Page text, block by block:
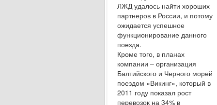
ЛЖД удалось найти хороших
пар­тнеров в России, и потому
ожидается успешное
функционирование данного
поезда.
Кроме того, в планах
компании – организация
Балтийского и Черного морей
поездом «Викинг», который в
2011 году показал рост
перевозок на 34% в